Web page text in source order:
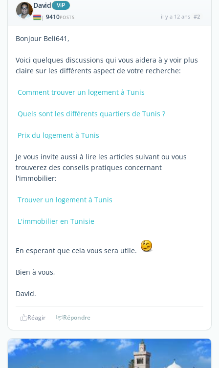
David ViP
| 9410POSTS il y a 12 ans #2
Bonjour Beli641,
Voici quelques discussions qui vous aidera à y voir plus
claire sur les différents aspect de votre recherche:
Comment trouver un logement à Tunis
Quels sont les différents quartiers de Tunis ?
Prix du logement à Tunis
Je vous invite aussi à lire les articles suivant ou vous
trouverez des conseils pratiques concernant
l'immobilier:
Trouver un logement à Tunis
L'immobilier en Tunisie
En esperant que cela vous sera utile.
Bien à vous,
David.
Réagir Répondre